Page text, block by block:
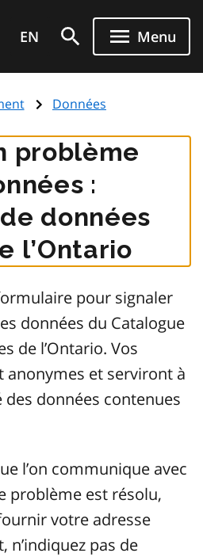
EN Menu
Données
problème
:
données
l’Ontario
pour signaler
données du Catalogue
de l’Ontario. Vos
et serviront à
données contenues
l’on communique avec
problème est résolu,
votre adresse
n’indiquez pas de